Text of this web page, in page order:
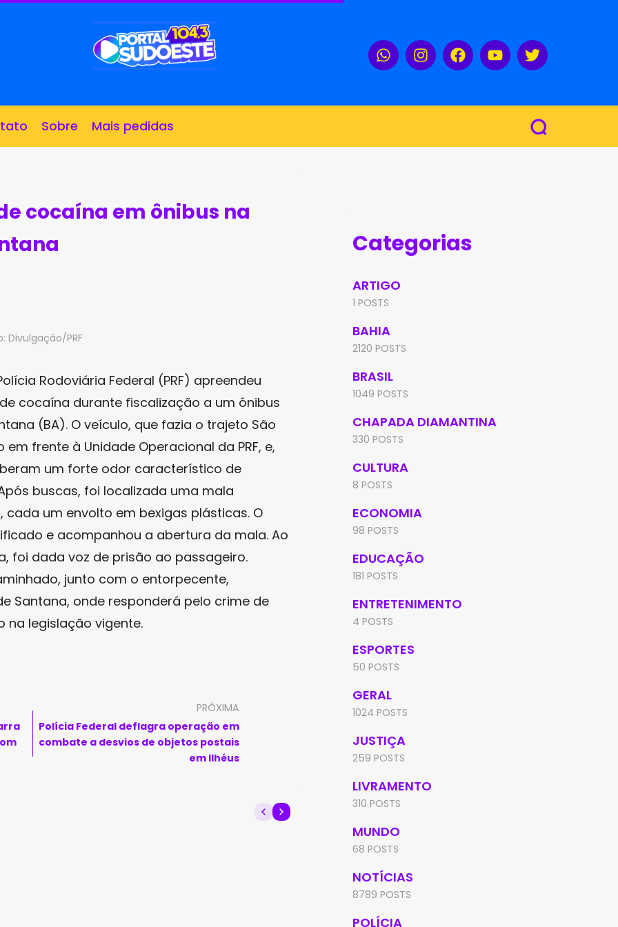
Sobre Mais pedidas
cocaína em ônibus na
Divulgação/PRF
Rodoviária Federal (PRF) apreendeu
cocaína durante fiscalização a um ônibus
(BA). O veículo, que fazia o trajeto São
frente à Unidade Operacional da PRF, e,
um forte odor característico de
buscas, foi localizada uma mala
um envolto em bexigas plásticas. O
e acompanhou a abertura da mala. Ao
foi dada voz de prisão ao passageiro.
junto com o entorpecente,
Santana, onde responderá pelo crime de
legislação vigente.
PRÓXIMA
Polícia Federal deflagra operação em
combate a desvios de objetos postais
em Ilhéus
Categorias
ARTIGO
1 POSTS
BAHIA
2120 POSTS
BRASIL
1049 POSTS
CHAPADA DIAMANTINA
330 POSTS
CULTURA
8 POSTS
ECONOMIA
98 POSTS
EDUCAÇÃO
181 POSTS
ENTRETENIMENTO
4 POSTS
ESPORTES
50 POSTS
GERAL
1024 POSTS
JUSTIÇA
259 POSTS
LIVRAMENTO
310 POSTS
MUNDO
68 POSTS
NOTÍCIAS
8789 POSTS
POLÍCIA